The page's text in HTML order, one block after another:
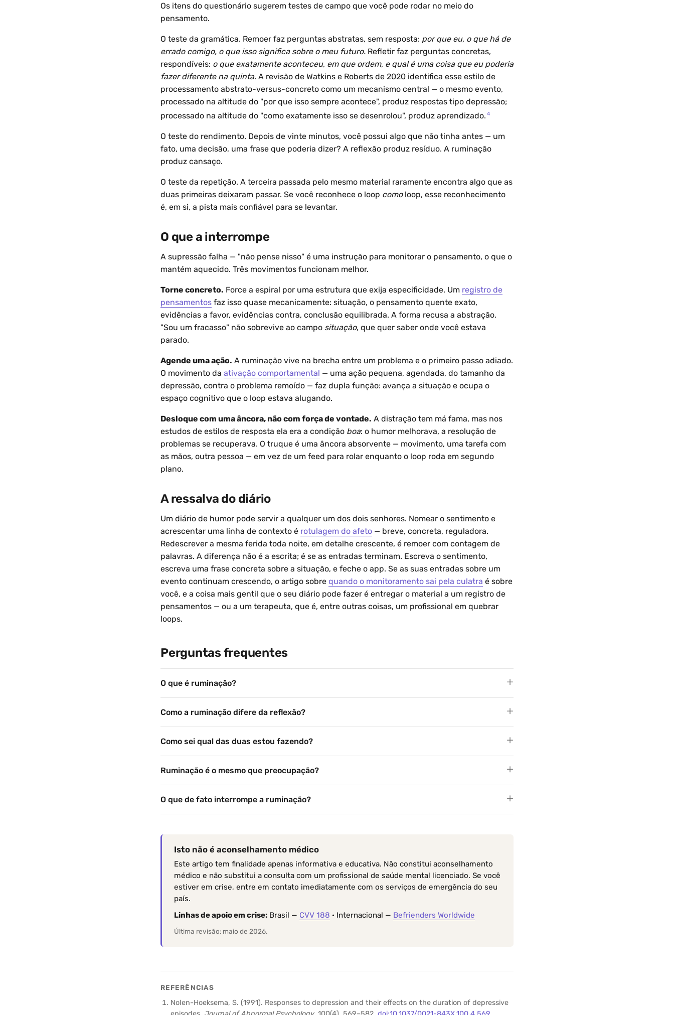
Os itens do questionário sugerem testes de campo que você pode rodar no meio do
pensamento.
O teste da gramática. Remoer faz perguntas abstratas, sem resposta: por que eu, o que há de
errado comigo, o que isso significa sobre o meu futuro. Refletir faz perguntas concretas,
respondíveis: o que exatamente aconteceu, em que ordem, e qual é uma coisa que eu poderia
fazer diferente na quinta. A revisão de Watkins e Roberts de 2020 identifica esse estilo de
processamento abstrato-versus-concreto como um mecanismo central — o mesmo evento,
processado na altitude do "por que isso sempre acontece", produz respostas tipo depressão;
processado na altitude do "como exatamente isso se desenrolou", produz aprendizado. 4
O teste do rendimento. Depois de vinte minutos, você possui algo que não tinha antes — um
fato, uma decisão, uma frase que poderia dizer? A reflexão produz resíduo. A ruminação
produz cansaço.
O teste da repetição. A terceira passada pelo mesmo material raramente encontra algo que as
duas primeiras deixaram passar. Se você reconhece o loop comoloop, esse reconhecimento
é, em si, a pista mais confiável para se levantar.
O que a interrompe
A supressão falha — "não pense nisso" é uma instrução para monitorar o pensamento, o que o
mantém aquecido. Três movimentos funcionam melhor.
Torne concreto. Force a espiral por uma estrutura que exija especificidade. Um registro de
pensamentos faz isso quase mecanicamente: situação, o pensamento quente exato,
evidências a favor, evidências contra, conclusão equilibrada. A forma recusa a abstração.
"Sou um fracasso" não sobrevive ao campo situação, que quer saber onde você estava
parado.
Agende uma ação. A ruminação vive na brecha entre um problema e o primeiro passo adiado.
O movimento da ativação comportamental — uma ação pequena, agendada, do tamanho da
depressão, contra o problema remoído — faz dupla função: avança a situação e ocupa o
espaço cognitivo que o loop estava alugando.
Desloque com uma âncora, não com força de vontade. A distração tem má fama, mas nos
estudos de estilos de resposta ela era a condição boa: o humor melhorava, a resolução de
problemas se recuperava. O truque é uma âncora absorvente — movimento, uma tarefa com
as mãos, outra pessoa — em vez de um feed para rolar enquanto o loop roda em segundo
plano.
A ressalva do diário
Um diário de humor pode servir a qualquer um dos dois senhores. Nomear o sentimento e
acrescentar uma linha de contexto é rotulagem do afeto — breve, concreta, reguladora.
Redescrever a mesma ferida toda noite, em detalhe crescente, é remoer com contagem de
palavras. A diferença não é a escrita; é se as entradas terminam. Escreva o sentimento,
escreva uma frase concreta sobre a situação, e feche o app. Se as suas entradas sobre um
evento continuam crescendo, o artigo sobre quando o monitoramento sai pela culatra é sobre
você, e a coisa mais gentil que o seu diário pode fazer é entregar o material a um registro de
pensamentos — ou a um terapeuta, que é, entre outras coisas, um profissional em quebrar
loops.
Perguntas frequentes
O que é ruminação?
Como a ruminação difere da reflexão?
Como sei qual das duas estou fazendo?
Ruminação é o mesmo que preocupação?
O que de fato interrompe a ruminação?
Isto não é aconselhamento médico
Este artigo tem finalidade apenas informativa e educativa. Não constitui aconselhamento
médico e não substitui a consulta com um profissional de saúde mental licenciado. Se você
estiver em crise, entre em contato imediatamente com os serviços de emergência do seu
país.
Linhas de apoio em crise: Brasil — CVV 188 · Internacional — Befrienders Worldwide
Última revisão: maio de 2026.
REFERÊNCIAS
Nolen-Hoeksema, S. (1991). Responses to depression and their effects on the duration of depressive